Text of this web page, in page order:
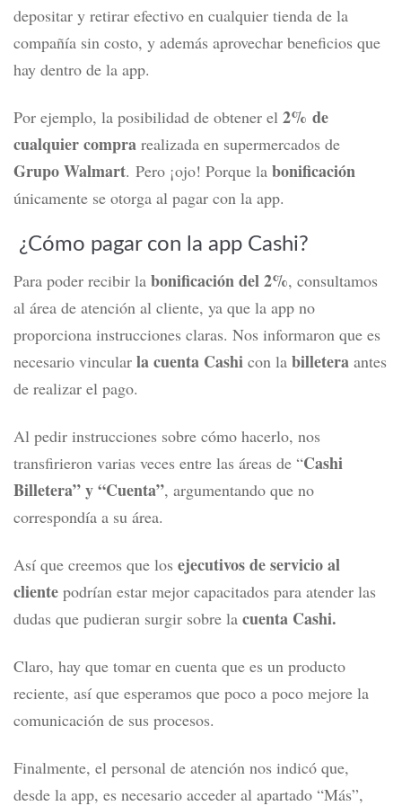
depositar y retirar efectivo en cualquier tienda de la
compañía sin costo, y además aprovechar beneficios que
hay dentro de la app.
Por ejemplo, la posibilidad de obtener el 2% de
cualquier compra realizada en supermercados de
Grupo Walmart. Pero ¡ojo! Porque la bonificación
únicamente se otorga al pagar con la app.
¿Cómo pagar con la app Cashi?
Para poder recibir la bonificación del 2%, consultamos
al área de atención al cliente, ya que la app no
proporciona instrucciones claras. Nos informaron que es
necesario vincular la cuenta Cashi con la billetera antes
de realizar el pago.
Al pedir instrucciones sobre cómo hacerlo, nos
transfirieron varias veces entre las áreas de “Cashi
Billetera” y “Cuenta”, argumentando que no
correspondía a su área.
Así que creemos que los ejecutivos de servicio al
cliente podrían estar mejor capacitados para atender las
dudas que pudieran surgir sobre la cuenta Cashi.
Claro, hay que tomar en cuenta que es un producto
reciente, así que esperamos que poco a poco mejore la
comunicación de sus procesos.
Finalmente, el personal de atención nos indicó que,
desde la app, es necesario acceder al apartado “Más”,